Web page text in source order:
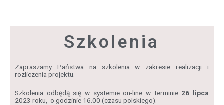
Szkolenia
Zapraszamy Państwa na szkolenia w zakresie realizacji i
rozliczenia projektu.
Szkolenia odbędą się w systemie on-line w terminie 26 lipca
2023 roku, o godzinie 16.00 (czasu polskiego).